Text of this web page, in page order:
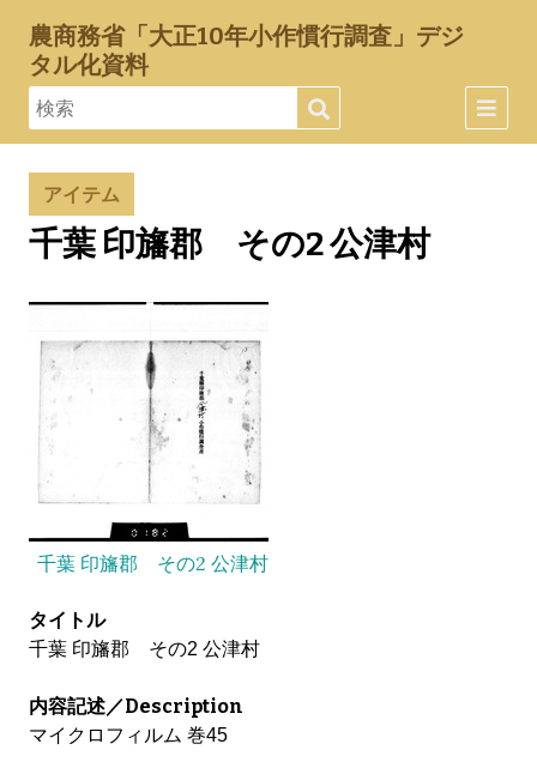
農商務省「大正10年小作慣行調査」デジ
タル化資料
千葉 印旛郡 その2 公津村
アイテム
タイトル
千葉 印旛郡 その2 公津村
内容記述／Description
マイクロフィルム 巻45
千葉 印旛郡 その2 公津村